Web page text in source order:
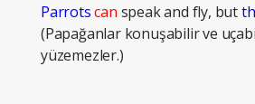
Parrots can speak and fly, but
(Papağanlar konuşabilir ve
yüzemezler.)